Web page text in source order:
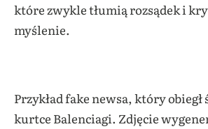
które zwykle tłumią rozsądek i
myślenie.
Przykład fake newsa, który
kurtce Balenciagi. Zdjęcie